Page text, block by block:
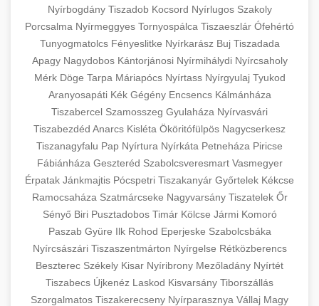
onlinemarketing101.biz
search optimization experts
with experienced surgeons. Learn about
procedures, recovery, and consultation options
for cosmetic enhancement.
szeptest.com cosmetic breast surgery
✨ 10. hasplasztika +
Expert tummy tuck procedures to achieve a
flatter, more toned abdomen. Consultation
with certified plastic surgeons and
comprehensive aftercare.
szeptest.com
abdomen contouring surgery
👁️ szemhejplasztika +
Professional blepharoplasty procedures to
refresh your appearance. Upper and lower
eyelid surgery with experienced cosmetic
surgeons.
szeptest.com eyelid cosmetic procedure
📈 Paciensek Számának
Növelése
+
Case study showcasing 150% increase in
patient consultations through strategic
marketing. Learn proven methods for clinic
growth.
gildedeu.org clinic patient growth
🏥 Klinika Sikere
Esettanulmány
+
Detailed analysis of successful clinic strategies
resulting in significant patient acquisition
improvements and practice expansion.
🤖 AI Marketing Bejelentkezés +
Nyírbogdány Tiszadob Kocsord Nyírlugos Szakoly
Porcsalma Nyírmeggyes Tornyospálca Tiszaeszlár Ófehértó
Tunyogmatolcs Fényeslitke Nyírkarász Buj Tiszadada
Apagy Nagydobos Kántorjánosi Nyírmihálydi Nyírcsaholy
Mérk Döge Tarpa Máriapócs Nyírtass Nyírgyulaj Tyukod
Aranyosapáti Kék Gégény Encsencs Kálmánháza
Tiszabercel Szamosszeg Gyulaháza Nyírvasvári
Tiszabezdéd Anarcs Kisléta Ököritófülpös Nagycserkesz
Tiszanagyfalu Pap Nyírtura Nyírkáta Petneháza Piricse
Fábiánháza Geszteréd Szabolcsveresmart Vasmegyer
Érpatak Jánkmajtis Pócspetri Tiszakanyár Győrtelek Kékcse
Ramocsaháza Szatmárcseke Nagyvarsány Tiszatelek Őr
Sényő Biri Pusztadobos Timár Kölcse Jármi Komoró
Paszab Gyüre Ilk Rohod Eperjeske Szabolcsbáka
Nyírcsászári Tiszaszentmárton Nyírgelse Rétközberencs
Beszterec Székely Kisar Nyíribrony Mezőladány Nyírtét
Tiszabecs Újkenéz Laskod Kisvarsány Tiborszállás
Szorgalmatos Tiszakerecseny Nyírparasznya Vállaj Magy